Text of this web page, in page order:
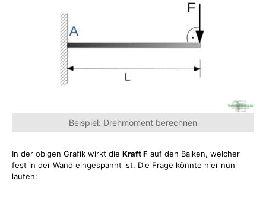
Beispiel: Drehmoment berechnen
In der obigen Grafik wirkt die Kraft F auf den Balken, welcher
fest in der Wand eingespannt ist. Die Frage könnte hier nun
lauten: